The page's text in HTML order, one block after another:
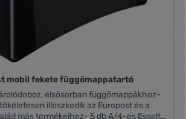
mobil fekete függőmappatartó
elsősorban függőmappákhoz-
illeszkedik az Europost és a
más termékeihez- 5 db A/4-es Esselte